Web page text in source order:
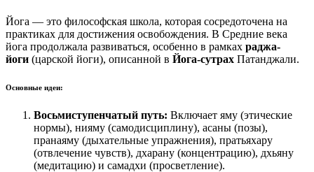
Йога — это философская школа, которая сосредоточена на
практиках для достижения освобождения. В Средние века
йога продолжала развиваться, особенно в рамках раджа-
йоги (царской йоги), описанной в Йога-сутрах Патанджали.
Основные идеи:
Восьмиступенчатый путь: Включает яму (этические
нормы), нияму (самодисциплину), асаны (позы),
пранаяму (дыхательные упражнения), пратьяхару
(отвлечение чувств), дхарану (концентрацию), дхьяну
(медитацию) и самадхи (просветление).